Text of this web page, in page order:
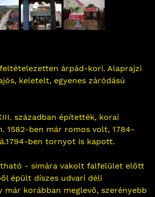
árpád-kori. Alaprajzi
keletelt, egyenes záródású
században építették, korai
1582-ben már romos volt, 1784-
ben tornyot is kapott.
- simára vakolt falfelület előtt
épült díszes udvari déli
már korábban meglevő, szerényebb